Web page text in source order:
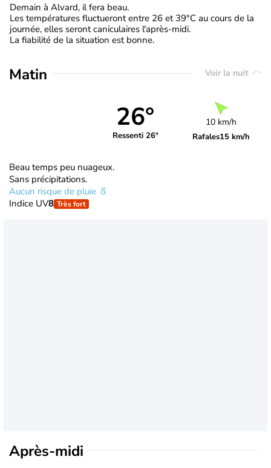
Demain à Alvard, il fera beau.
Les températures fluctueront entre 26 et 39°C au cours de la
journée, elles seront caniculaires l'après-midi.
La fiabilité de la situation est bonne.
Matin Voir la nuit
26°
Ressenti 26°
10 km/h
Rafales15 km/h
Beau temps peu nuageux.
Sans précipitations.
Aucun risque de pluie
Indice UV8 Très fort
Après-midi